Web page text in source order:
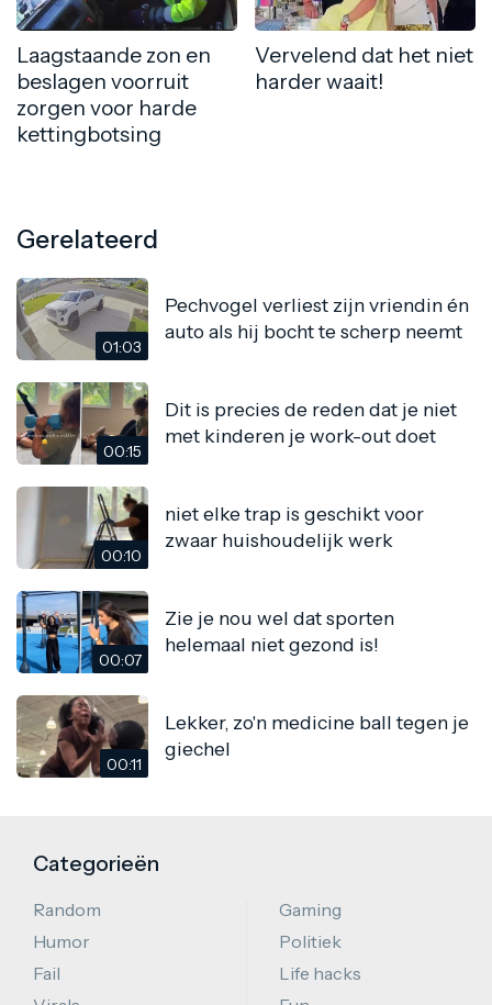
Laagstaande zon en
beslagen voorruit
zorgen voor harde
kettingbotsing
Vervelend dat het niet
harder waait!
Gerelateerd
01:03
Pechvogel verliest zijn vriendin én
auto als hij bocht te scherp neemt
00:15
Dit is precies de reden dat je niet
met kinderen je work-out doet
00:10
niet elke trap is geschikt voor
zwaar huishoudelijk werk
00:07
Zie je nou wel dat sporten
helemaal niet gezond is!
00:11
Lekker, zo'n medicine ball tegen je
giechel
Categorieën
Random
Humor
Fail
Gaming
Politiek
Life hacks